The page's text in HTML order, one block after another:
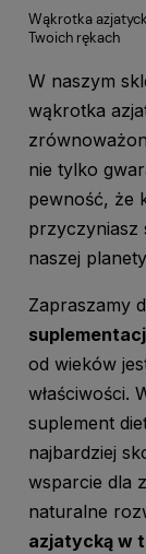
Wąkrotka
Twoich rękach
W naszym
wąkrotka
nie tylko
pewność, że
przyczyniasz
naszej
Zapraszamy
od wieków
właściwości.
suplement
najbardziej
wsparcie dla
naturalne
azjatycką w